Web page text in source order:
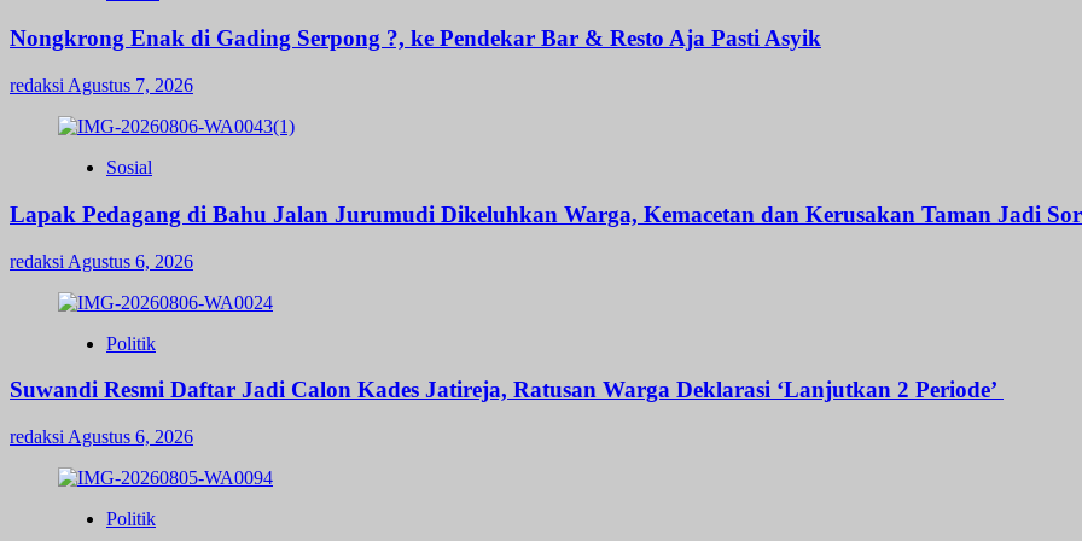
Nongkrong Enak di Gading Serpong ?, ke Pendekar Bar & Resto Aja Pasti Asyik
redaksi Agustus 7, 2026
Sosial
Lapak Pedagang di Bahu Jalan Jurumudi Dikeluhkan Warga, Kemacetan dan Kerusakan Taman Jadi
redaksi Agustus 6, 2026
Politik
Suwandi Resmi Daftar Jadi Calon Kades Jatireja, Ratusan Warga Deklarasi ‘Lanjutkan 2 Periode’
redaksi Agustus 6, 2026
Politik